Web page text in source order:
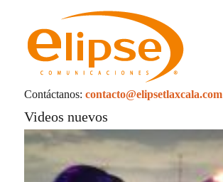
Contáctanos: contacto@elipsetlaxcala.com
Videos nuevos